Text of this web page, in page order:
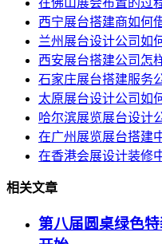
在佛山展会布置的过
西宁展台搭建商如何
兰州展台设计公司如
西安展台搭建公司怎
石家庄展台搭建服务
太原展台设计公司如
哈尔滨展览展台设计
在广州展览展台搭建
在香港会展设计装修
相关文章
第八届圆桌绿色